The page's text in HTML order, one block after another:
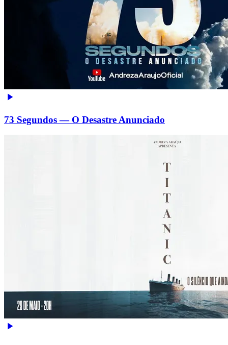
73 Segundos — O Desastre Anunciado